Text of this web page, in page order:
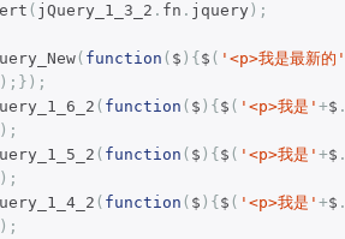
alert
( jQuery_1_3_2 . fn . jquery );
jQuery_New
( function ( $ ){ $ ( '<p>我是最新的'
);});
jQuery_1_6_2
( function ( $ ){ $ ( '<p>我是' +$ .
jQuery_1_5_2
( function ( $ ){ $ ( '<p>我是' +$ .
jQuery_1_4_2
( function ( $ ){ $ ( '<p>我是' +$ .